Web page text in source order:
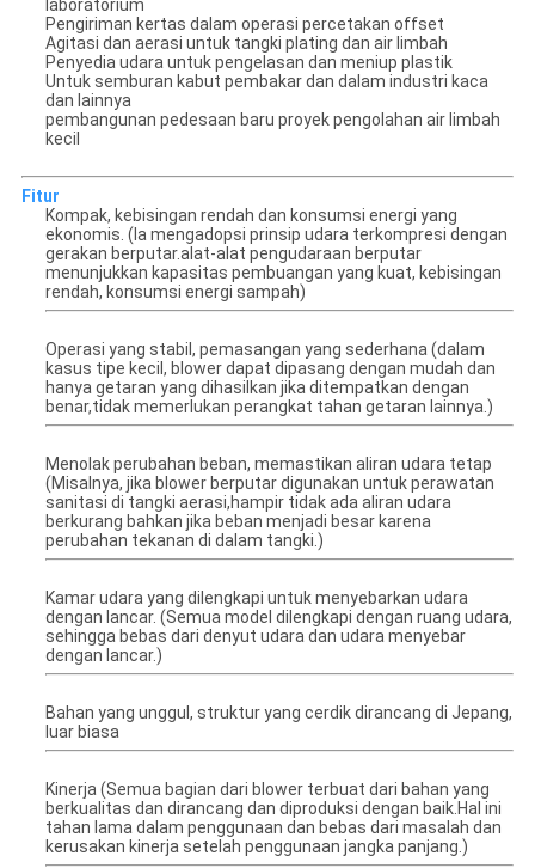
laboratorium
Pengiriman kertas dalam operasi percetakan offset
Agitasi dan aerasi untuk tangki plating dan air limbah
Penyedia udara untuk pengelasan dan meniup plastik
Untuk semburan kabut pembakar dan dalam industri kaca
dan lainnya
pembangunan pedesaan baru proyek pengolahan air limbah
kecil
Fitur
Kompak, kebisingan rendah dan konsumsi energi yang
ekonomis. (Ia mengadopsi prinsip udara terkompresi dengan
gerakan berputar.alat-alat pengudaraan berputar
menunjukkan kapasitas pembuangan yang kuat, kebisingan
rendah, konsumsi energi sampah)
Operasi yang stabil, pemasangan yang sederhana (dalam
kasus tipe kecil, blower dapat dipasang dengan mudah dan
hanya getaran yang dihasilkan jika ditempatkan dengan
benar,tidak memerlukan perangkat tahan getaran lainnya.)
Menolak perubahan beban, memastikan aliran udara tetap
(Misalnya, jika blower berputar digunakan untuk perawatan
sanitasi di tangki aerasi,hampir tidak ada aliran udara
berkurang bahkan jika beban menjadi besar karena
perubahan tekanan di dalam tangki.)
Kamar udara yang dilengkapi untuk menyebarkan udara
dengan lancar. (Semua model dilengkapi dengan ruang udara,
sehingga bebas dari denyut udara dan udara menyebar
dengan lancar.)
Bahan yang unggul, struktur yang cerdik dirancang di Jepang,
luar biasa
Kinerja (Semua bagian dari blower terbuat dari bahan yang
berkualitas dan dirancang dan diproduksi dengan baik.Hal ini
tahan lama dalam penggunaan dan bebas dari masalah dan
kerusakan kinerja setelah penggunaan jangka panjang.)